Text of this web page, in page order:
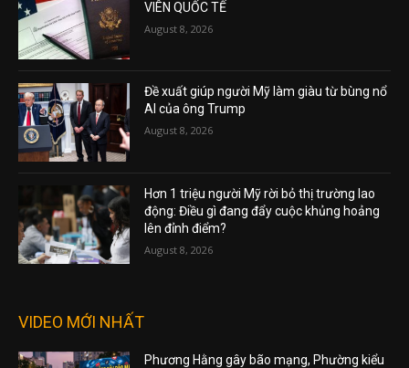
VIÊN QUỐC TẾ
August 8, 2026
Đề xuất giúp người Mỹ làm giàu từ bùng nổ
AI của ông Trump
August 8, 2026
Hơn 1 triệu người Mỹ rời bỏ thị trường lao
động: Điều gì đang đẩy cuộc khủng hoảng
lên đỉnh điểm?
August 8, 2026
VIDEO MỚI NHẤT
Phương Hằng gây bão mạng, Phường kiểu